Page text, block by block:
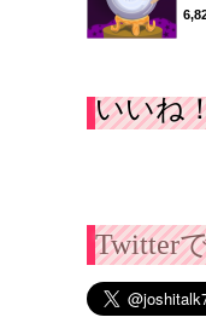
いいね
Twitter